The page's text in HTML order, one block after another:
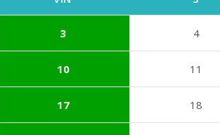
3 4
10 11
17 18